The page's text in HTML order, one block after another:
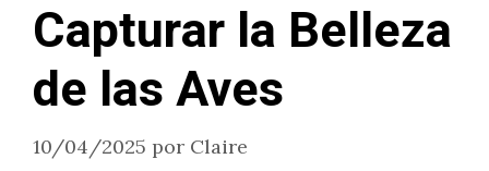
Capturar la Belleza
de las Aves
10/04/2025 por Claire